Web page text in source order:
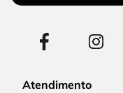
Atendimento